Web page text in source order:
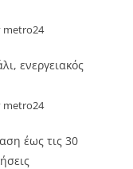
metro24
ενεργειακός
metro24
έως τις 30